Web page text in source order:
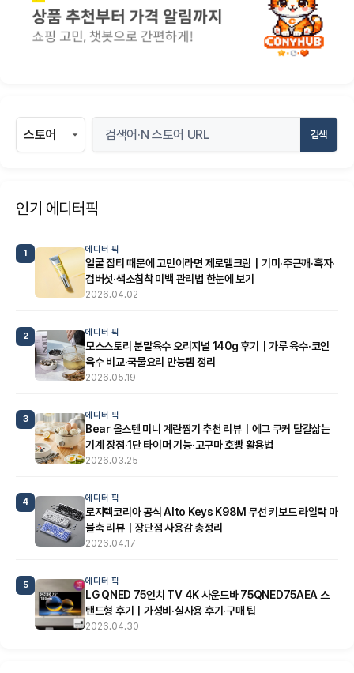
검색
인기 에디터픽
1 에디터 픽
얼굴 잡티 때문에 고민이라면 제로멜크림｜기미·주근깨·흑자·
검버섯·색소침착 미백 관리법 한눈에 보기
2026.04.02
2 에디터 픽
모스스토리 분말육수 오리지널 140g 후기｜가루 육수·코인
육수 비교·국물요리 만능템 정리
2026.05.19
3 에디터 픽
Bear 올스텐 미니 계란찜기 추천 리뷰｜에그 쿠커 달걀삶는
기계 장점·1단 타이머 기능·고구마 호빵 활용법
2026.03.25
4 에디터 픽
로지텍코리아 공식 Alto Keys K98M 무선 키보드 라일락 마
블축 리뷰｜장단점 사용감 총정리
2026.04.17
5 에디터 픽
LG QNED 75인치 TV 4K 사운드바 75QNED75AEA 스
탠드형 후기｜가성비·실사용 후기·구매 팁
2026.04.30